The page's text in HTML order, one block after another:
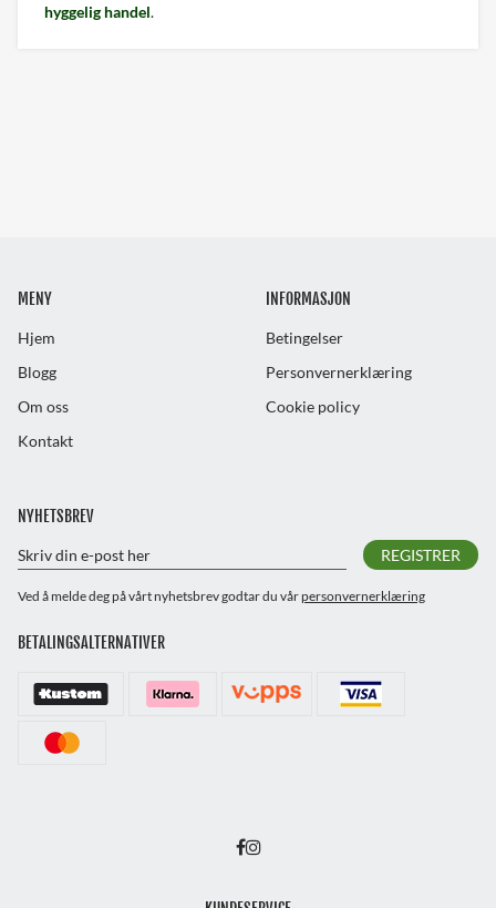
hyggelig handel.
MENY
Hjem
Blogg
Om oss
Kontakt
INFORMASJON
Betingelser
Personvernerklæring
Cookie policy
NYHETSBREV
REGISTRER
Ved å melde deg på vårt nyhetsbrev godtar du vårpersonvernerklæring
BETALINGSALTERNATIVER